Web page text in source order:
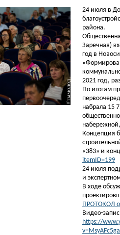
24 июля в
района.
Заречная)
год в
2021 год,
По итогам
набрала 15
Концепция
«383» и
itemID=199
24 июля
и
В ходе
ПРОТОКОЛ
Видео-
https://